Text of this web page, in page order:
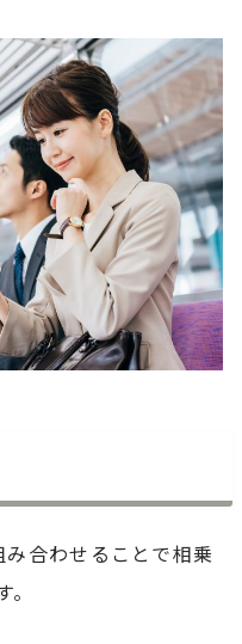
合わせることで相乗